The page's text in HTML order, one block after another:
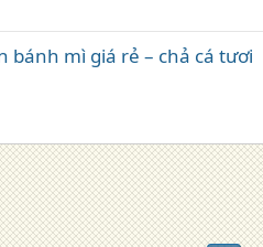
bánh mì giá rẻ – chả cá tươi